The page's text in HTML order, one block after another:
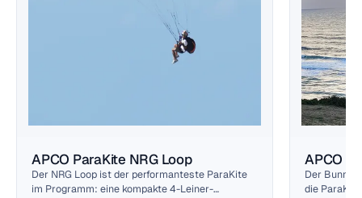
APCO ParaKite NRG Loop
Der NRG Loop ist der performanteste ParaKite
im Programm: eine kompakte 4-Leiner-
APCO
Der Bunny
die